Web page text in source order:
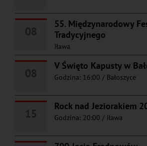
55. Międzynarodowy
Tradycyjnego
Iława
V Święto Kapusty w
Godzina: 16:00 / Bałoszyce
Rock nad Jeziorakiem
Godzina: 20:00 / Iława